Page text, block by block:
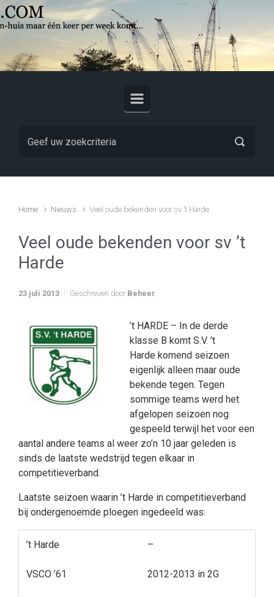
Skip to main content
Home Nieuws Veel oude bekenden voor sv ’t Harde
Veel oude bekenden voor sv ’t
Harde
23 juli 2013 Geschreven door Beheer
’t HARDE – In de derde
klasse B komt S.V. ’t
Harde komend seizoen
eigenlijk alleen maar oude
bekende tegen. Tegen
sommige teams werd het
afgelopen seizoen nog
gespeeld terwijl het voor een
aantal andere teams al weer zo’n 10 jaar geleden is
sinds de laatste wedstrijd tegen elkaar in
competitieverband.
Laatste seizoen waarin ’t Harde in competitieverband
bij ondergenoemde ploegen ingedeeld was:
’t Harde –
VSCO ’61 2012-2013 in 2G